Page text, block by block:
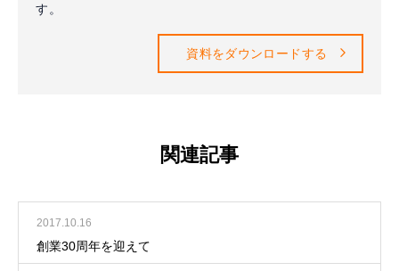
す。
資料をダウンロードする
関連記事
2017.10.16
創業30周年を迎えて